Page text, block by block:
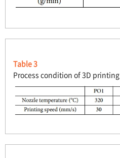
Table 3
Process condition of 3D printing